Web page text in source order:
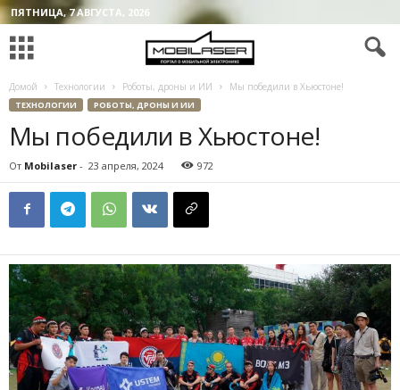
ПЯТНИЦА, 7 АВГУСТА, 2026
Домой Технологии Роботы, дроны и ИИ Мы победили в Хьюстоне!
ТЕХНОЛОГИИ РОБОТЫ, ДРОНЫ И ИИ
Мы победили в Хьюстоне!
От Mobilaser - 23 апреля, 2024 972